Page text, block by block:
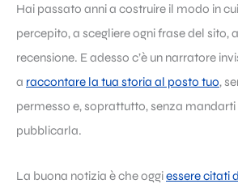
Hai passato anni a costruire il modo in
percepito, a scegliere ogni frase del sito,
recensione. E adesso c’è un narratore
a raccontare la tua storia al posto tuo,
permesso e, soprattutto, senza
pubblicarla.
La buona notizia è che oggiessere citati